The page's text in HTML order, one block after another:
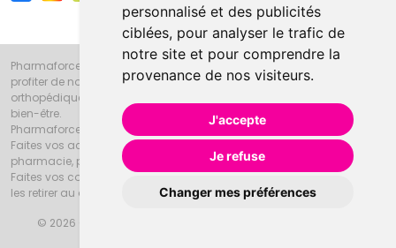
personnalisé et des publicités
ciblées, pour analyser le trafic de
notre site et pour comprendre la
provenance de nos visiteurs.
J'accepte
Je refuse
Changer mes préférences
Pharmaforce.fr et la Grande Pharmacie d’Amiens vous souhaitent de
profiter de notre accueil, de nos conseils pharmaceutiques,
orthopédiques, homéopathiques, parapharmaceutiques, beauté et
bien-être.
Pharmaforce.fr est le site internet de la Grande Pharmacie d’Amiens.
Faites vos achats en ligne grâce à un choix de 20000 références en
pharmacie, parapharmacie, diététique et animaux (vétérinaire).
Faites vos courses de pharmacie et parapharmacie en ligne et venez
les retirer au drive ou vous les faire livrer à domicile.
© 2026 Grande Pharmacie d’Amiens